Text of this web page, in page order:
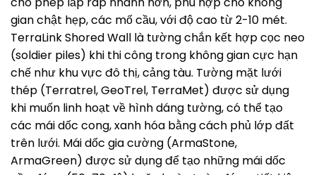
gian chật hẹp, các mố cầu, với độ cao từ 2-10 mét.
TerraLink Shored Wall là tường chắn kết hợp cọc neo
(soldier piles) khi thi công trong không gian cực hạn
chế như khu vực đô thị, cảng tàu. Tường mặt lưới
thép (Terratrel, GeoTrel, TerraMet) được sử dụng
khi muốn linh hoạt về hình dáng tường, có thể tạo
các mái dốc cong, xanh hóa bằng cách phủ lớp đất
trên lưới. Mái dốc gia cường (ArmaStone,
ArmaGreen) được sử dụng để tạo những mái dốc